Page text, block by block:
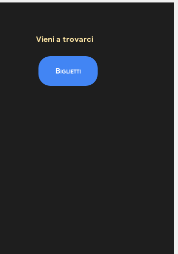
Vieni a trovarci
Biglietti